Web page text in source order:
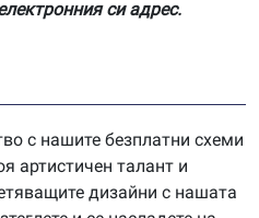
си адрес.
с нашите безплатни схеми
артистичен талант и
дизайни с нашата